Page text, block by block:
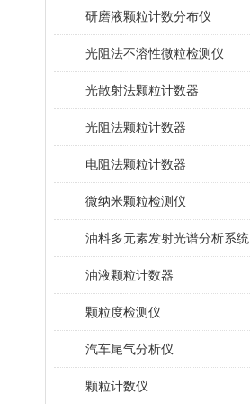
研磨液颗粒计数分布仪
光阻法不溶性微粒检测仪
光散射法颗粒计数器
光阻法颗粒计数器
电阻法颗粒计数器
微纳米颗粒检测仪
油料多元素发射光谱分析系统
油液颗粒计数器
颗粒度检测仪
汽车尾气分析仪
颗粒计数仪